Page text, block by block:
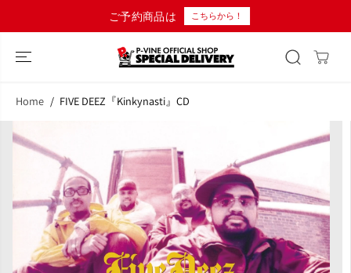
ご予約商品は こちらから！
Home FIVE DEEZ『Kinkynasti』CD
商品情報へスキ
ップ